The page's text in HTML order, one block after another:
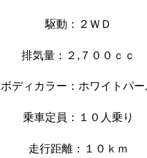
駆動：２ＷＤ
排気量：２,７００ｃｃ
ボディカラー：ホワイトパー
乗車定員：１０人乗り
走行距離：１０ ｋｍ